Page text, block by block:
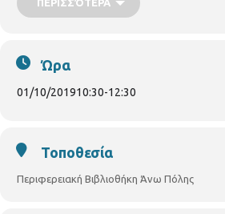
Ψυχολογίας.Αριθμός συμμετεχόντων
επιβάρυνση.
Ώρα
01/10/201910:30-12:30
Τοποθεσία
Περιφερειακή Βιβλιοθήκη Άνω Πόλης